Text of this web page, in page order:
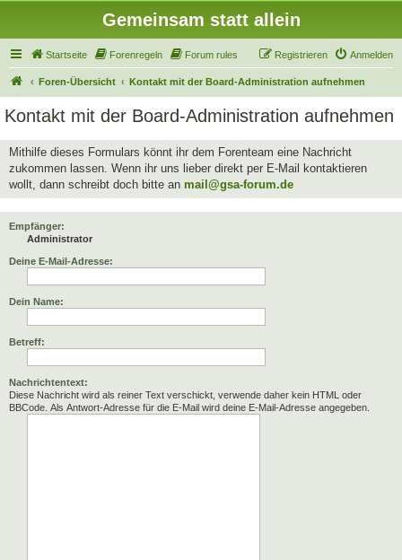
Gemeinsam statt allein
Startseite Forenregeln Forum rules Anmelden
Registrieren
Foren-Übersicht Kontakt mit der Board-Administration aufnehmen
Kontakt mit der Board-Administration aufnehmen
Mithilfe dieses Formulars könnt ihr dem Forenteam eine Nachricht
zukommen lassen. Wenn ihr uns lieber direkt per E-Mail kontaktieren
wollt, dann schreibt doch bitte an mail@gsa-forum.de
Empfänger:
Administrator
Deine E-Mail-Adresse:
Dein Name:
Betreff:
Nachrichtentext:
Diese Nachricht wird als reiner Text verschickt, verwende daher kein HTML oder
BBCode. Als Antwort-Adresse für die E-Mail wird deine E-Mail-Adresse angegeben.